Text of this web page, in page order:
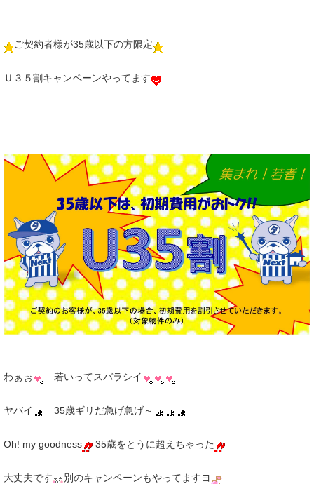
ご契約者様が35歳以下の方限定
Ｕ３５割キャンペーンやってます
わぁぉ 若いってスバラシイ
ヤバイ 35歳ギリだ急げ急げ～
Oh! my goodness 35歳をとうに超えちゃった
大丈夫です 別のキャンペーンもやってますヨ